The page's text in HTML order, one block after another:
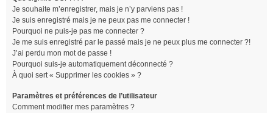
Je souhaite m’enregistrer, mais je n’y parviens pas !
Je suis enregistré mais je ne peux pas me connecter !
Pourquoi ne puis-je pas me connecter ?
Je me suis enregistré par le passé mais je ne peux plus me connecter ?!
J’ai perdu mon mot de passe !
Pourquoi suis-je automatiquement déconnecté ?
À quoi sert « Supprimer les cookies » ?
Paramètres et préférences de l’utilisateur
Comment modifier mes paramètres ?